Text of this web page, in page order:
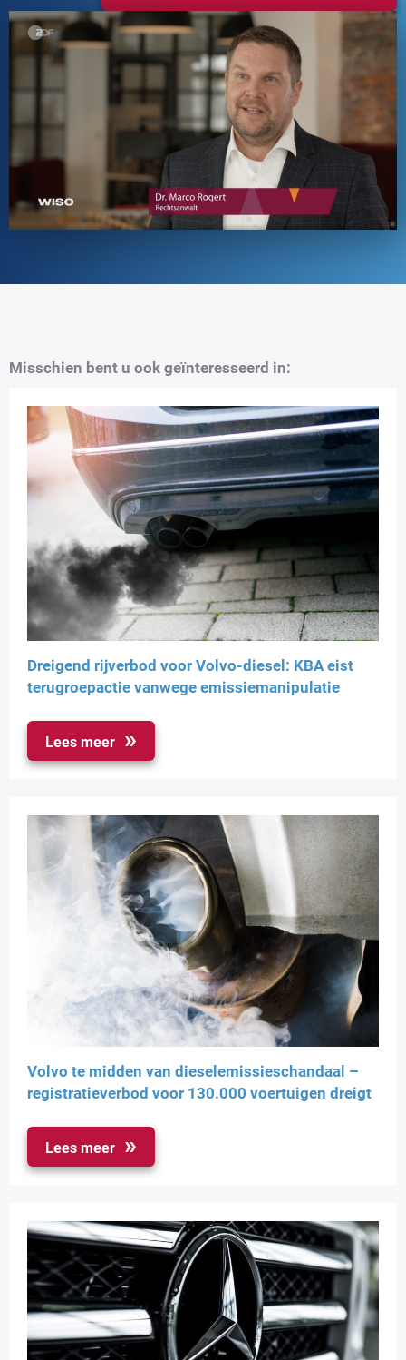
Misschien bent u ook geïnteresseerd in:
Dreigend rijverbod voor Volvo-diesel: KBA eist
terugroepactie vanwege emissiemanipulatie
Lees meer
Volvo te midden van dieselemissieschandaal –
registratieverbod voor 130.000 voertuigen dreigt
Lees meer